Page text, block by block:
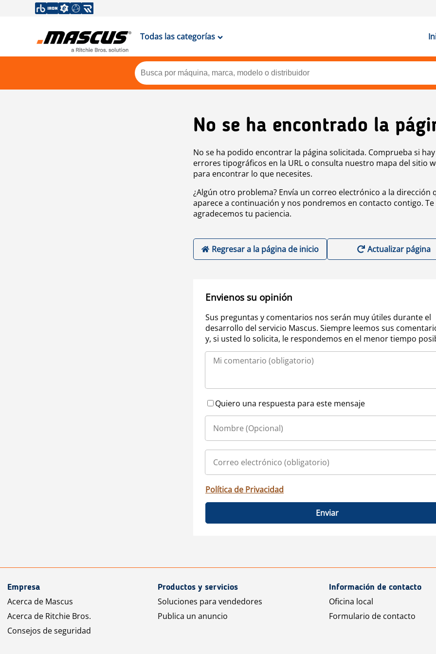
Todas las categorías
No se ha encontrado la
No se ha podido encontrar la página solicitada. Comprueba si hay
errores tipográficos en la URL o consulta nuestro mapa del sitio
para encontrar lo que necesites.
¿Algún otro problema? Envía un correo electrónico a la dirección
aparece a continuación y nos pondremos en contacto contigo. Te
agradecemos tu paciencia.
Regresar a la página de inicio Actualizar página
Envienos su opinión
Sus preguntas y comentarios nos serán muy útiles durante el
desarrollo del servicio Mascus. Siempre leemos sus
y, si usted lo solicita, le respondemos en el menor tiempo
Quiero una respuesta para este mensaje
Política de Privacidad
Enviar
Empresa
Acerca de Mascus
Acerca de Ritchie Bros.
Consejos de seguridad
Productos y servicios
Soluciones para vendedores
Publica un anuncio
Información de contacto
Oficina local
Formulario de contacto